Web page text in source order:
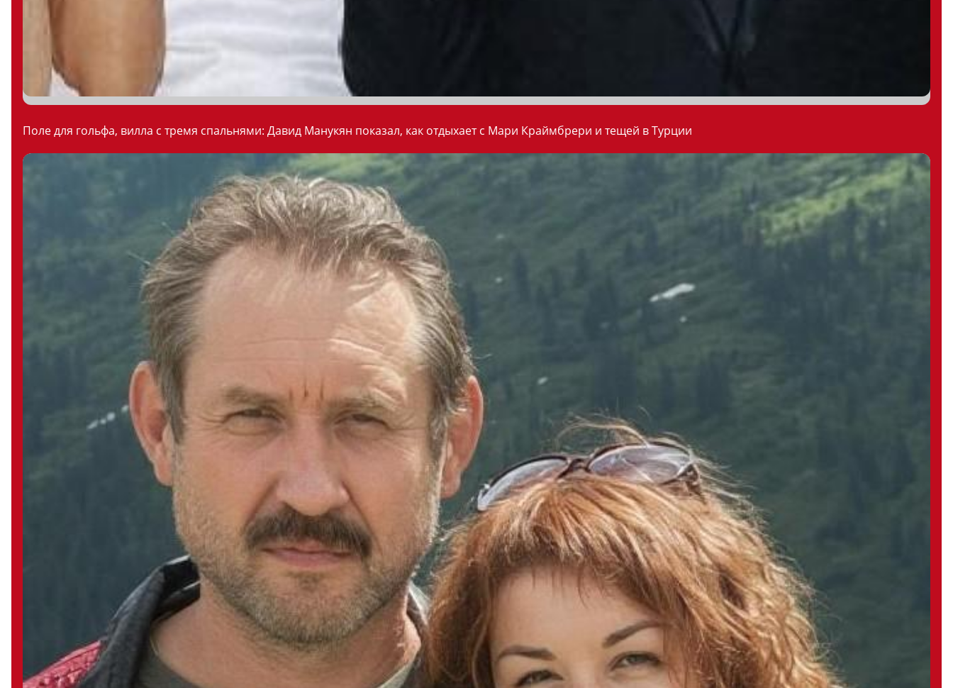
Поле для гольфа, вилла с тремя спальнями: Давид Манукян показал, как отдыхает с Мари Краймбрери и тещей в Турции